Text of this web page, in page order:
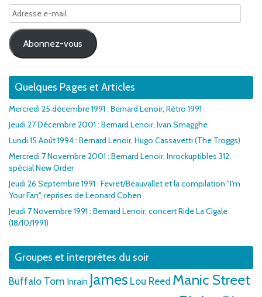
Adresse
e-
mail
Abonnez-vous
Quelques Pages et Articles
Mercredi 25 décembre 1991 : Bernard Lenoir, Rétro 1991
Jeudi 27 Décembre 2001 : Bernard Lenoir, Ivan Smagghe
Lundi 15 Août 1994 : Bernard Lenoir, Hugo Cassavetti (The Troggs)
Mercredi 7 Novembre 2001 : Bernard Lenoir, Inrockuptibles 312,
spécial New Order
Jeudi 26 Septembre 1991 : Fevret/Beauvallet et la compilation "I'm
Your Fan", reprises de Leonard Cohen
Jeudi 7 Novembre 1991 : Bernard Lenoir, concert Ride La Cigale
(18/10/1991)
Groupes et interprètes du soir
Buffalo Tom Inrain James Lou Reed Manic Street